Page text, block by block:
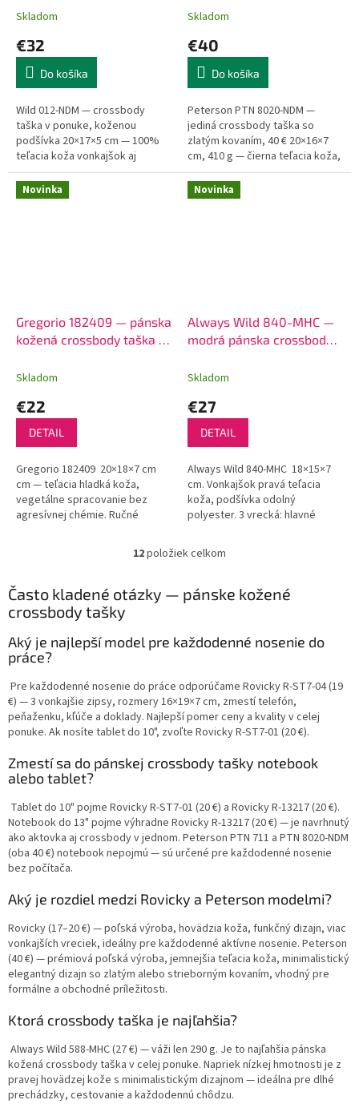
Skladom
€32
Do košíka
Wild 012-NDM — crossbody
taška v ponuke, koženou
podšívka 20×17×5 cm — 100%
teľacia koža vonkajšok aj
podšívka. Tablet 10", zápisník
A5, pas, nabíjačka naraz. 3
vrecká na zips:...
kovaním
Skladom
€40
Do košíka
Peterson PTN 8020-NDM —
jediná crossbody taška so
zlatým kovaním, 40 € 20×16×7
cm, 410 g — čierna teľacia koža,
zlaté zipsy + D-krúžky +
konektor popruhu. Vizuálny
signál...
Novinka
Gregorio 182409 — pánska
kožená crossbody taška v
Skladom
€22
DETAIL
Gregorio 182409 20×18×7 cm
cm — teľacia hladká koža,
vegetálne spracovanie bez
agresívnej chémie. Ručné
masová výroba nedokáže
Novinka
Always Wild 840-MHC —
modrá pánska crossbody
Skladom
€27
DETAIL
Always Wild 840-MHC 18×15×7
cm. Vonkajšok pravá teľacia
koža, podšívka odolný
polyester. 3 vrecká: hlavné
+ predné (telefón 6,7") +...
O
á
a
c
e
p
r
v
y
v
p
i
s
u
12položiek celkom
Často kladené otázky — pánske kožené
crossbody tašky
Aký je najlepší model pre každodenné nosenie do
práce?
Pre každodenné nosenie do práce odporúčame Rovicky R-ST7-04 (19
€) — 3 vonkajšie zipsy, rozmery 16×19×7 cm, zmestí telefón,
peňaženku, kľúče a doklady. Najlepší pomer ceny a kvality v celej
ponuke. Ak nosíte tablet do 10", zvoľte Rovicky R-ST7-01 (20 €).
Zmestí sa do pánskej crossbody tašky notebook
alebo tablet?
Tablet do 10" pojme Rovicky R-ST7-01 (20 €) a Rovicky R-13217 (20 €).
Notebook do 13" pojme výhradne Rovicky R-13217 (20 €) — je navrhnutý
ako aktovka aj crossbody v jednom. Peterson PTN 711 a PTN 8020-NDM
(oba 40 €) notebook nepojmú — sú určené pre každodenné nosenie
bez počítača.
Aký je rozdiel medzi Rovicky a Peterson modelmi?
Rovicky (17–20 €) — poľská výroba, hovädzia koža, funkčný dizajn, viac
vonkajších vreciek, ideálny pre každodenné aktívne nosenie. Peterson
(40 €) — prémiová poľská výroba, jemnejšia teľacia koža, minimalistický
elegantný dizajn so zlatým alebo strieborným kovaním, vhodný pre
formálne a obchodné príležitosti.
Ktorá crossbody taška je najľahšia?
Always Wild 588-MHC (27 €) — váži len 290 g. Je to najľahšia pánska
kožená crossbody taška v celej ponuke. Napriek nízkej hmotnosti je z
pravej hovädzej kože s minimalistickým dizajnom — ideálna pre dlhé
prechádzky, cestovanie a každodennú chôdzu.